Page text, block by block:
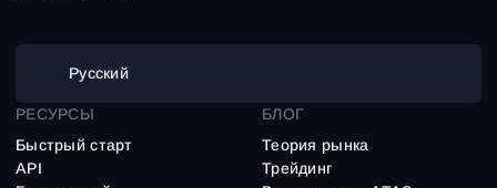
Русский
РЕСУРСЫ
Быстрый старт
API
БЛОГ
Теория рынка
Трейдинг